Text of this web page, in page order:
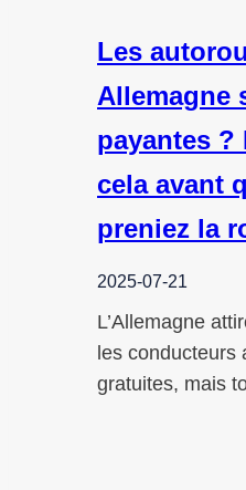
Les
Allemagne
payantes
cela avant
preniez la
2025-07-21
L’Allemagne
les conducteurs
gratuites, mais